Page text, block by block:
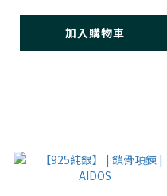
加入購物車